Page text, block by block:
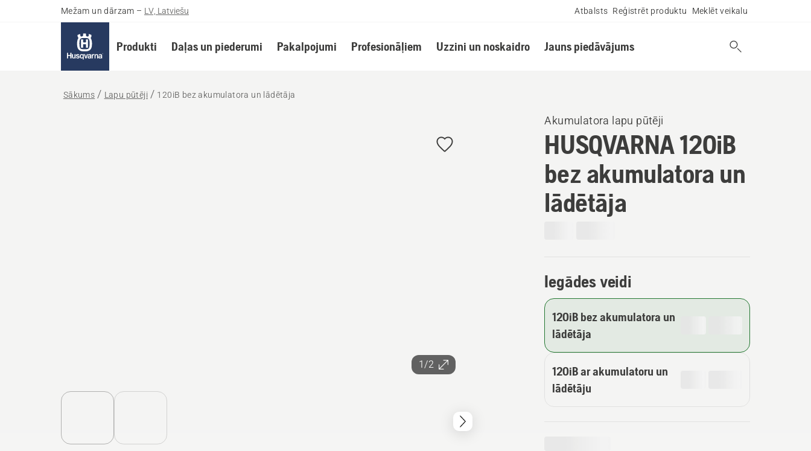
Mežam un dārzam – LV, Latviešu Atbalsts Reģistrēt produktu Meklēt veikalu
Produkti Daļas un piederumi Pakalpojumi Profesionāļiem Uzzini un noskaidro Jauns piedāvājums
Sākums Lapu pūtēji 120iB bez akumulatora un lādētāja
1/2
Akumulatora lapu pūtēji
HUSQVARNA 120iB
bez akumulatora un
lādētāja
Iegādes veidi
120iB bez akumulatora un
lādētāja
120iB ar akumulatoru un
lādētāju